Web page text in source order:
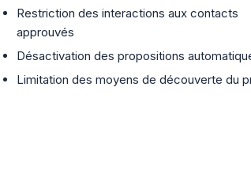
Restriction des interactions aux contacts
approuvés
Désactivation des propositions
Limitation des moyens de découverte du